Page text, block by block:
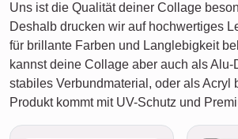
Uns ist die Qualität deiner Collage
Deshalb drucken wir auf hochwertiges
für brillante Farben und Langlebigkeit
kannst deine Collage aber auch als
stabiles Verbundmaterial, oder als Acryl
Produkt kommt mit UV-Schutz und